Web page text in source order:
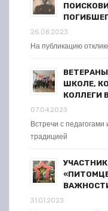
26.08.2023
На публикацию
ШКОЛЕ,
КОЛЛЕГИ
07.04.2023
Встречи с
традицией
31.01.2023